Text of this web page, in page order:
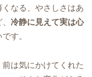
なる、やさしさはあ
冷静に見えて実は心
す。
は気にかけてくれた